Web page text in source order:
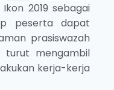
2019 sebagai
peserta dapat
prasiswazah
mengambil
kerja-kerja